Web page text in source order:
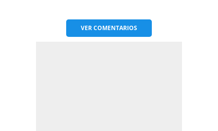
VERCOMENTARIOS